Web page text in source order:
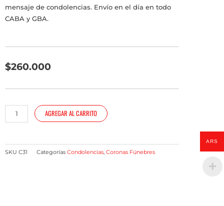
mensaje de condolencias. Envío en el día en todo
CABA y GBA.
$260.000
Corona
americana
cantidad
AGREGAR AL CARRITO
SKU C31 Categorías Condolencias, Coronas Fúnebres
ARS